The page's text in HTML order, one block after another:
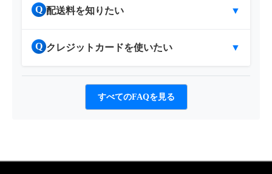
Q 配送料を知りたい ▼
Q クレジットカードを使いたい ▼
すべてのFAQを見る